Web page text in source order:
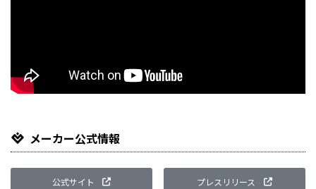
メーカー公式情報
公式サイト プレスリリース